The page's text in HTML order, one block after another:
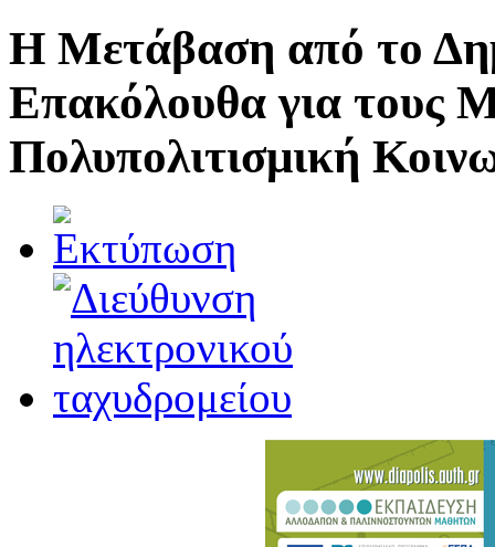
Η Μετάβαση από το
Επακόλουθα για τους
Πολυπολιτισμική